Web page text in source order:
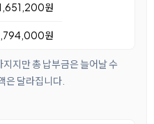
원
원
지만 총 납부금은 늘어날 수
은 달라집니다.